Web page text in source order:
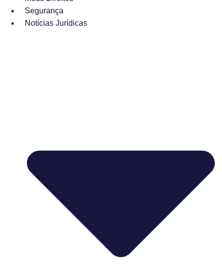
Segurança
Notícias Jurídicas